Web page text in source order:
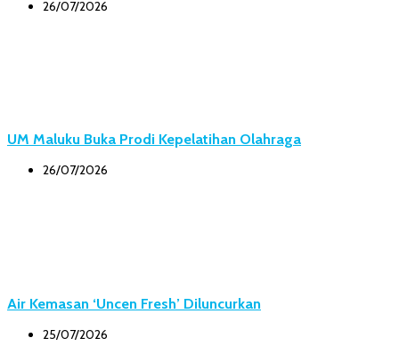
26/07/2026
UM Maluku Buka Prodi Kepelatihan Olahraga
26/07/2026
Air Kemasan ‘Uncen Fresh’ Diluncurkan
25/07/2026